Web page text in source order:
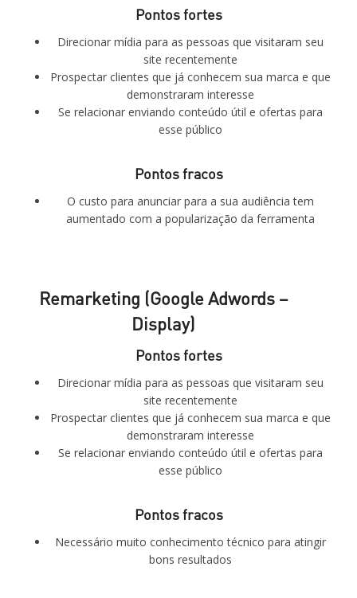
Pontos fortes
Direcionar mídia para as pessoas que visitaram seu
site recentemente
Prospectar clientes que já conhecem sua marca e que
demonstraram interesse
Se relacionar enviando conteúdo útil e ofertas para
esse público
Pontos fracos
O custo para anunciar para a sua audiência tem
aumentado com a popularização da ferramenta
Remarketing (Google Adwords –
Display)
Pontos fortes
Direcionar mídia para as pessoas que visitaram seu
site recentemente
Prospectar clientes que já conhecem sua marca e que
demonstraram interesse
Se relacionar enviando conteúdo útil e ofertas para
esse público
Pontos fracos
Necessário muito conhecimento técnico para atingir
bons resultados